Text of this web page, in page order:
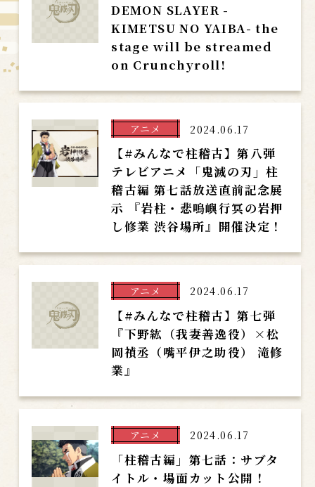
DEMON SLAYER -
KIMETSU NO YAIBA- the
stage will be streamed
on Crunchyroll!
アニメ
【#みんなで柱稽古】第八弾
テレビアニメ「鬼滅の刃」柱
稽古編 第七話放送直前記念展
示 『岩柱・悲鳴嶼行冥の岩押
し修業 渋谷場所』開催決定！
2024.06.17
アニメ
【#みんなで柱稽古】第七弾
『下野紘（我妻善逸役）×松
岡禎丞（嘴平伊之助役） 滝修
業』
2024.06.17
アニメ
「柱稽古編」第七話：サブタ
イトル・場面カット公開！
2024.06.17